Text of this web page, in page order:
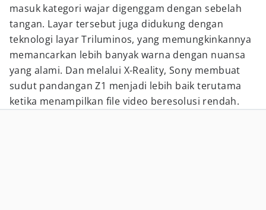
masuk kategori wajar digenggam dengan sebelah
tangan. Layar tersebut juga didukung dengan
teknologi layar Triluminos, yang memungkinkannya
memancarkan lebih banyak warna dengan nuansa
yang alami. Dan melalui X-Reality, Sony membuat
sudut pandangan Z1 menjadi lebih baik terutama
ketika menampilkan file video beresolusi rendah.